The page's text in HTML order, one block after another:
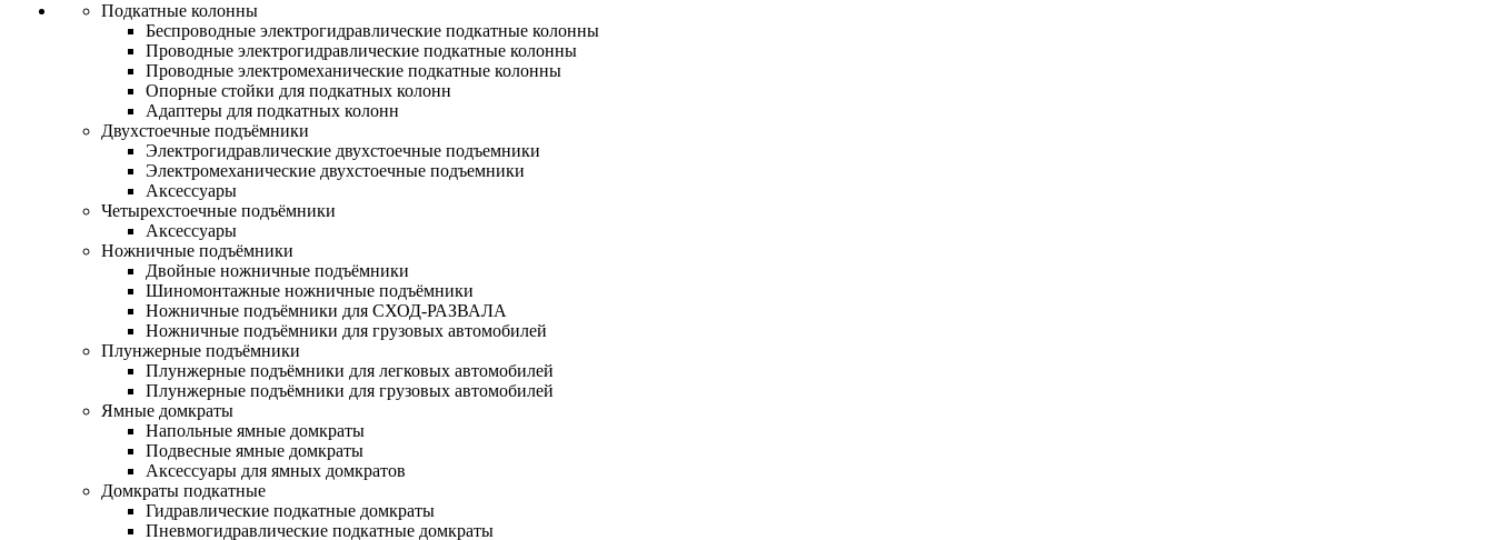
Подкатные колонны
Беспроводные электрогидравлические подкатные колонны
Проводные электрогидравлические подкатные колонны
Проводные электромеханические подкатные колонны
Опорные стойки для подкатных колонн
Адаптеры для подкатных колонн
Двухстоечные подъёмники
Электрогидравлические двухстоечные подъемники
Электромеханические двухстоечные подъемники
Аксессуары
Четырехстоечные подъёмники
Аксессуары
Ножничные подъёмники
Двойные ножничные подъёмники
Шиномонтажные ножничные подъёмники
Ножничные подъёмники для СХОД-РАЗВАЛА
Ножничные подъёмники для грузовых автомобилей
Плунжерные подъёмники
Плунжерные подъёмники для легковых автомобилей
Плунжерные подъёмники для грузовых автомобилей
Ямные домкраты
Напольные ямные домкраты
Подвесные ямные домкраты
Аксессуары для ямных домкратов
Домкраты подкатные
Гидравлические подкатные домкраты
Пневмогидравлические подкатные домкраты